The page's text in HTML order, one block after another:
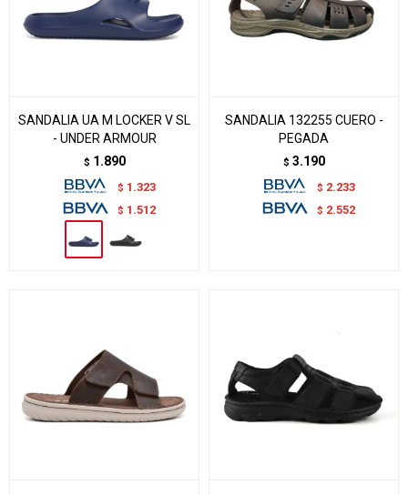
SANDALIA UA M LOCKER V SL
- UNDER ARMOUR
$ 1.890
$ 1.323
$ 1.512
SANDALIA 132255 CUERO -
PEGADA
$ 3.190
$ 2.233
$ 2.552